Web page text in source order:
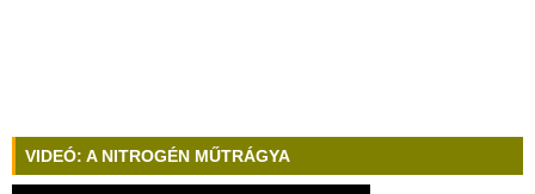
VIDEÓ: A NITROGÉN MŰTRÁGYA